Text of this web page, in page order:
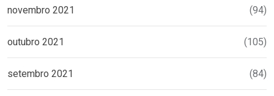
novembro 2021 (94)
outubro 2021 (105)
setembro 2021 (84)